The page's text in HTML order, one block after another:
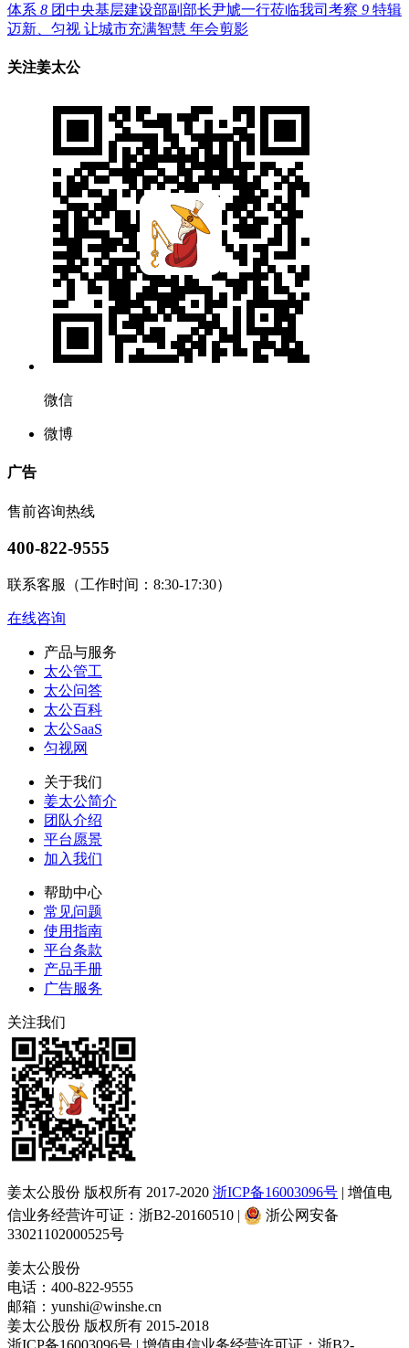
体系 8 团中央基层建设部副部长尹虓一行莅临我司考察 9 特辑
迈新、匀视 让城市充满智慧 年会剪影
关注姜太公
微信
微博
广告
售前咨询热线
400-822-9555
联系客服（工作时间：8:30-17:30）
在线咨询
产品与服务
太公管工
太公问答
太公百科
太公SaaS
匀视网
关于我们
姜太公简介
团队介绍
平台愿景
加入我们
帮助中心
常见问题
使用指南
平台条款
产品手册
广告服务
关注我们
姜太公股份 版权所有 2017-2020 浙ICP备16003096号 | 增值电
信业务经营许可证：浙B2-20160510 |
浙公网安备
33021102000525号
姜太公股份
电话：400-822-9555
邮箱：yunshi@winshe.cn
姜太公股份 版权所有 2015-2018
浙ICP备16003096号 | 增值电信业务经营许可证：浙B2-